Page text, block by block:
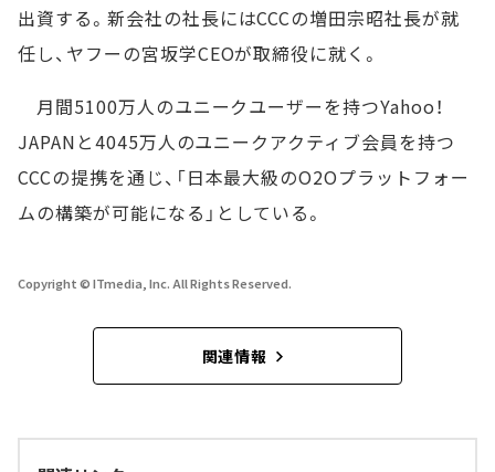
出資する。新会社の社長にはCCCの増田宗昭社長が就
任し、ヤフーの宮坂学CEOが取締役に就く。
月間5100万人のユニークユーザーを持つYahoo！
JAPANと4045万人のユニークアクティブ会員を持つ
CCCの提携を通じ、「日本最大級のO2Oプラットフォー
ムの構築が可能になる」としている。
Copyright © ITmedia, Inc. All Rights Reserved.
関連情報